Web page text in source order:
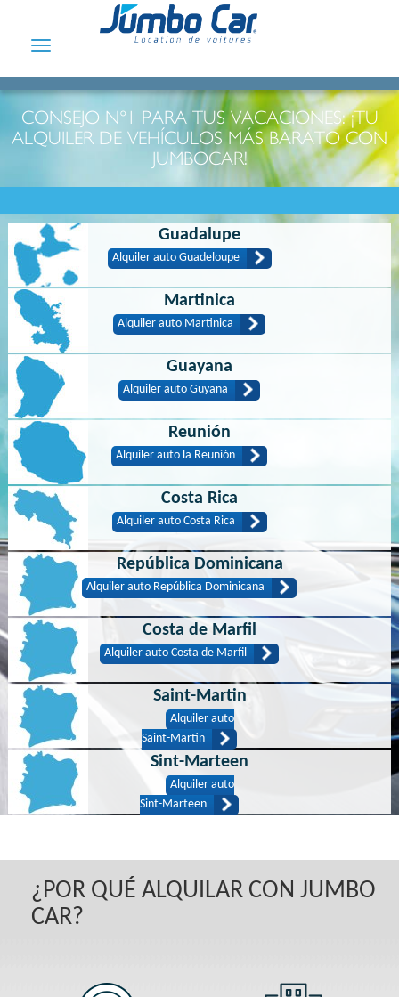
Toggle
CONSEJO N°1 PARA TUS VACACIONES: ¡TU
ALQUILER DE VEHÍCULOS MÁS BARATO CON
JUMBOCAR!
Guadalupe
Alquiler auto Guadeloupe
Martinica
Alquiler auto Martinica
Guayana
Alquiler auto Guyana
Reunión
Alquiler auto la Reunión
Costa Rica
Alquiler auto Costa Rica
República Dominicana
Alquiler auto República Dominicana
Costa de Marfil
Alquiler auto Costa de Marfil
Saint-Martin
Alquiler auto
Saint-Martin
Sint-Marteen
Alquiler auto
Sint-Marteen
¿POR QUÉ ALQUILAR CON JUMBO
CAR?